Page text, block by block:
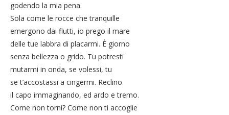
godendo la mia pena.
Sola come le rocce che tranquille
emergono dai flutti, io prego il mare
delle tue labbra di placarmi. È giorno
senza bellezza o grido. Tu potresti
mutarmi in onda, se volessi, tu
se t’accostassi a cingermi. Reclino
il capo immaginando, ed ardo e tremo.
Come non torni? Come non ti accoglie